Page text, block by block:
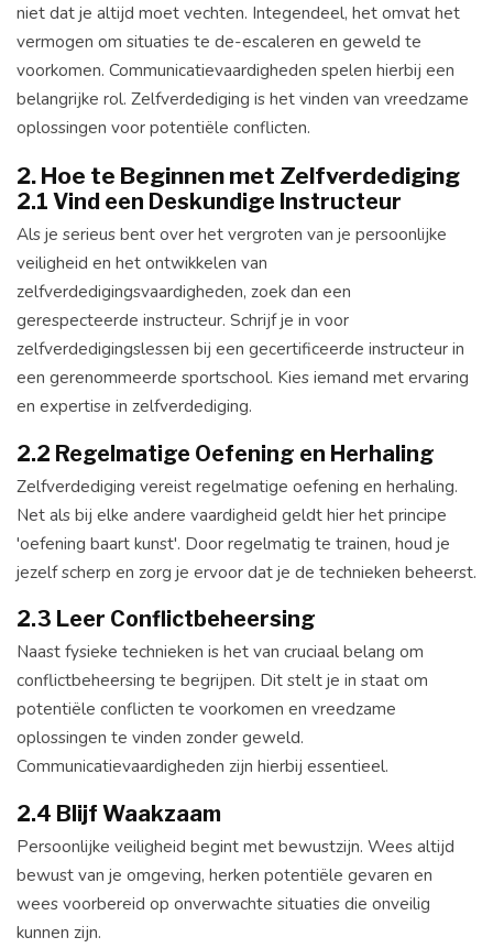
niet dat je altijd moet vechten. Integendeel, het omvat het
vermogen om situaties te de-escaleren en geweld te
voorkomen. Communicatievaardigheden spelen hierbij een
belangrijke rol. Zelfverdediging is het vinden van vreedzame
oplossingen voor potentiële conflicten.
2. Hoe te Beginnen met Zelfverdediging
2.1 Vind een Deskundige Instructeur
Als je serieus bent over het vergroten van je persoonlijke
veiligheid en het ontwikkelen van
zelfverdedigingsvaardigheden, zoek dan een
gerespecteerde instructeur. Schrijf je in voor
zelfverdedigingslessen bij een gecertificeerde instructeur in
een gerenommeerde sportschool. Kies iemand met ervaring
en expertise in zelfverdediging.
2.2 Regelmatige Oefening en Herhaling
Zelfverdediging vereist regelmatige oefening en herhaling.
Net als bij elke andere vaardigheid geldt hier het principe
'oefening baart kunst'. Door regelmatig te trainen, houd je
jezelf scherp en zorg je ervoor dat je de technieken beheerst.
2.3 Leer Conflictbeheersing
Naast fysieke technieken is het van cruciaal belang om
conflictbeheersing te begrijpen. Dit stelt je in staat om
potentiële conflicten te voorkomen en vreedzame
oplossingen te vinden zonder geweld.
Communicatievaardigheden zijn hierbij essentieel.
2.4 Blijf Waakzaam
Persoonlijke veiligheid begint met bewustzijn. Wees altijd
bewust van je omgeving, herken potentiële gevaren en
wees voorbereid op onverwachte situaties die onveilig
kunnen zijn.